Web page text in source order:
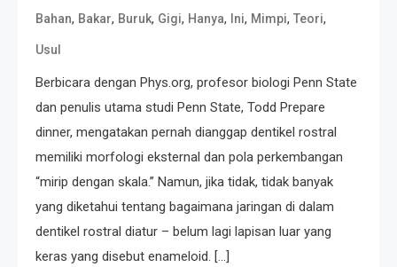
Bahan, Bakar, Buruk, Gigi, Hanya, Ini, Mimpi, Teori,
Usul
Berbicara dengan Phys.org, profesor biologi Penn State
dan penulis utama studi Penn State, Todd Prepare
dinner, mengatakan pernah dianggap dentikel rostral
memiliki morfologi eksternal dan pola perkembangan
“mirip dengan skala.” Namun, jika tidak, tidak banyak
yang diketahui tentang bagaimana jaringan di dalam
dentikel rostral diatur – belum lagi lapisan luar yang
keras yang disebut enameloid. […]